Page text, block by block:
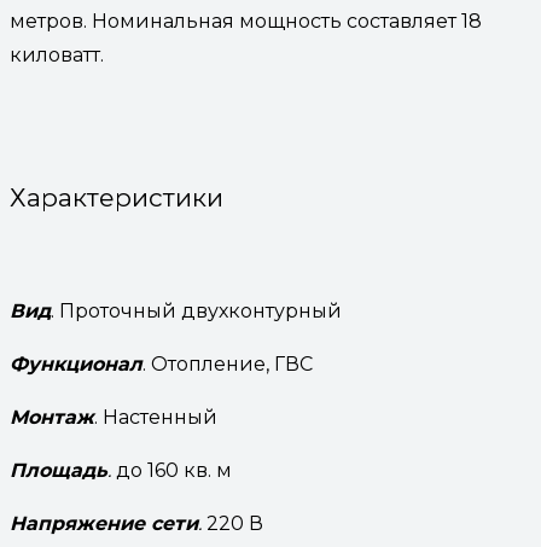
метров. Номинальная мощность составляет 18
киловатт.
Характеристики
Вид. Проточный двухконтурный
Функционал. Отопление, ГВС
Монтаж. Настенный
Площадь. до 160 кв. м
Напряжение сети. 220 В